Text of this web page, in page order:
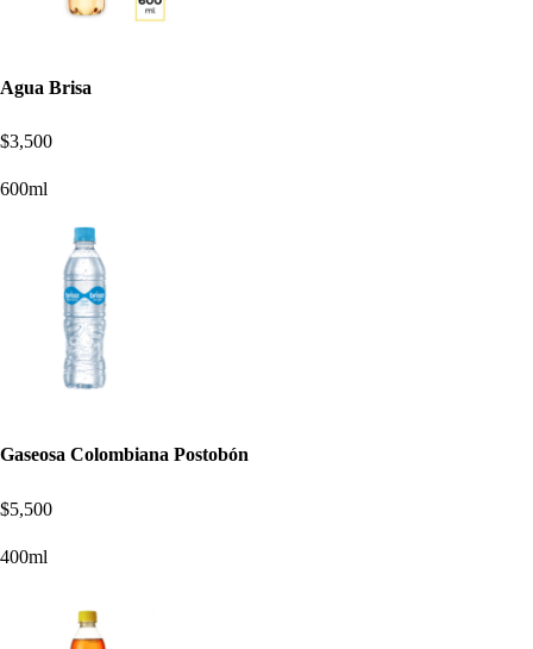
Agua Brisa
$3,500
600ml
Gaseosa Colombiana Postobón
$5,500
400ml